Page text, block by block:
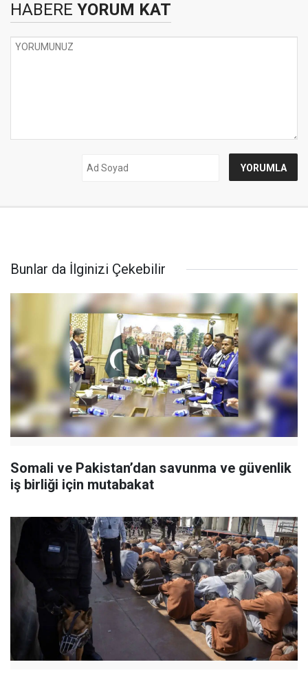
HABERE YORUM KAT
Bunlar da İlginizi Çekebilir
Somali ve Pakistan’dan savunma ve güvenlik
iş birliği için mutabakat